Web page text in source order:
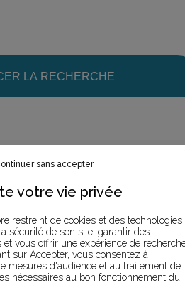
LA RECHERCHE
ce que je recherche
larecherche rapide
recherche approfondie
recherche personnalisée
sans accepter
votre vie privée
restreint de cookies et des technologies
sécurité de son site, garantir des
vous offrir une expérience de
sur Accepter, vous consentez à
mesures d'audience et au traitement de
nécessaires au bon fonctionnement du